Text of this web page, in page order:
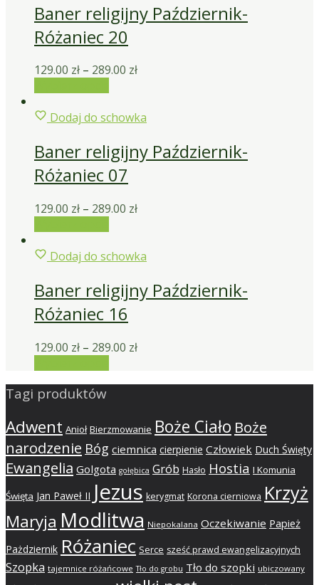
Baner religijny Październik-
Różaniec 20
129.00 zł – 289.00 zł
Dodaj do schowka
Baner religijny Październik-
Różaniec 07
129.00 zł – 289.00 zł
Dodaj do schowka
Baner religijny Październik-
Różaniec 16
129.00 zł – 289.00 zł
Tagi produktów
Adwent Anioł Bierzmowanie Boże Ciało Boże
narodzenie Bóg ciemnica cierpienie Człowiek Duch Święty
Ewangelia Golgota gołębica Grób Hasło Hostia I Komunia
Święta Jan Paweł II Jezus kerygmat Korona cierniowa Krzyż
Maryja Modlitwa Niepokalana Oczekiwanie Papież
Pażdziernik Różaniec Serce sześć prawd ewangelizacyjnych
Szopka tajemnice różańcowe Tło do grobu Tło do szopki ubiczowany